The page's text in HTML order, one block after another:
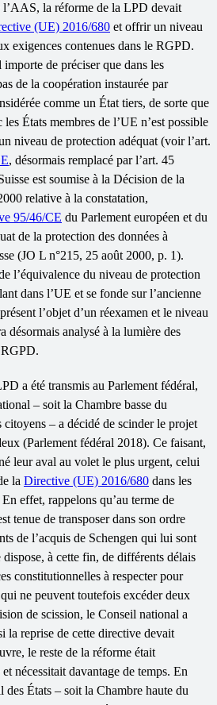
l’AAS, la réforme de la LPD devait
(UE) 2016/680 et offrir un niveau
exigences contenues dans le RGPD.
de préciser que dans les
de la coopération instaurée par
comme un État tiers, de sorte que
les États membres de l’UE n’est possible
niveau de protection adéquat (voir l’art.
, désormais remplacé par l’art. 45
est soumise à la Décision de la
relative à la constatation,
95/46/CE du Parlement européen et du
de la protection des données à
(JO L n°215, 25 août 2000, p. 1).
l’équivalence du niveau de protection
dans l’UE et se fonde sur l’ancienne
l’objet d’un réexamen et le niveau
désormais analysé à la lumière des
a été transmis au Parlement fédéral,
– soit la Chambre basse du
citoyens – a décidé de scinder le projet
(Parlement fédéral 2018). Ce faisant,
leur aval au volet le plus urgent, celui
la Directive (UE) 2016/680 dans les
effet, rappelons qu’au terme de
tenue de transposer dans son ordre
de l’acquis de Schengen qui lui sont
à cette fin, de différents délais
constitutionnelles à respecter pour
ne peuvent toutefois excéder deux
de scission, le Conseil national a
la reprise de cette directive devait
le reste de la réforme était
nécessitait davantage de temps. En
des États – soit la Chambre haute du